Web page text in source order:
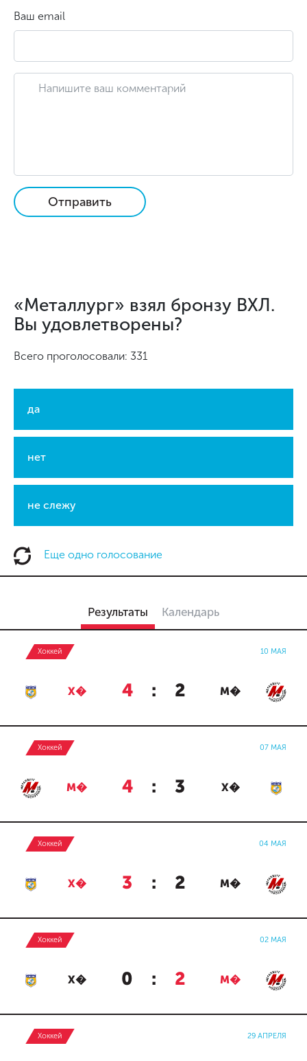
Ваш email
Отправить
«Металлург» взял бронзу ВХЛ.
Вы удовлетворены?
Всего проголосовали: 331
да
нет
не слежу
Еще одно голосование
Результаты Календарь
Хоккей 10 МАЯ
Х� 4 : 2 М�
Хоккей 07 МАЯ
М� 4 : 3 Х�
Хоккей 04 МАЯ
Х� 3 : 2 М�
Хоккей 02 МАЯ
Х� 0 : 2 М�
Хоккей 29 АПРЕЛЯ